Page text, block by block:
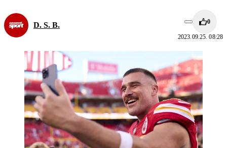
D. S. B. 0
2023.09.25. 08:28